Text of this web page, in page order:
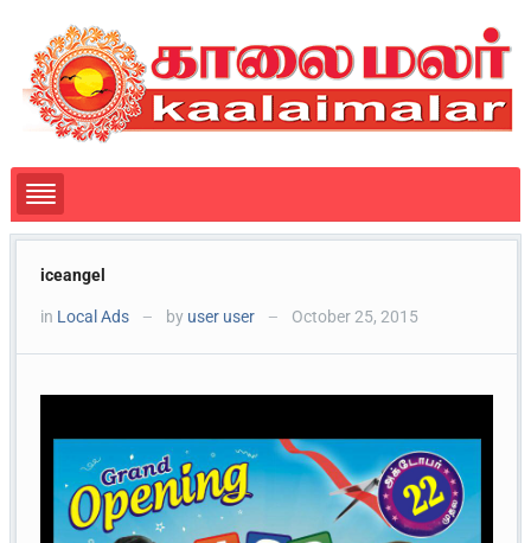
iceangel
in Local Ads — by user user — October 25, 2015